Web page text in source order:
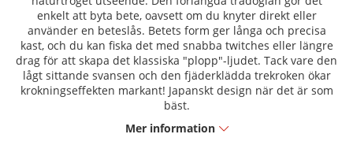
enkelt att byta bete, oavsett om du knyter direkt eller
använder en beteslås. Betets form ger långa och precisa
kast, och du kan fiska det med snabba twitches eller längre
drag för att skapa det klassiska "plopp"-ljudet. Tack vare den
lågt sittande svansen och den fjäderklädda trekroken ökar
krokningseffekten markant! Japanskt design när det är som
bäst.
Mer information